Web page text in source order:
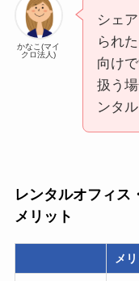
かなこ(マイ
クロ法人)
シェ
られ
向け
扱う
ンタ
レンタルオフィス
メリット
メ